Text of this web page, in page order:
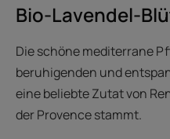
Bio-Lavendel-
Die schöne mediterrane
beruhigenden und
eine beliebte Zutat von
der Provence stammt.